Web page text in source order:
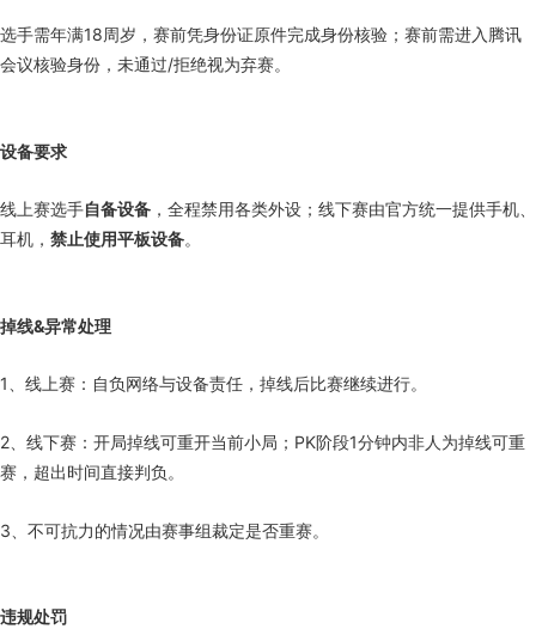
选手需年满18周岁，赛前凭身份证原件完成身份核验；赛前需进入腾讯
会议核验身份，未通过/拒绝视为弃赛。
设备要求
线上赛选手自备设备 ，全程禁用各类外设；线下赛由官方统一提供手机、
耳机， 禁止使用平板设备。
掉线&异常处理
1、线上赛：自负网络与设备责任，掉线后比赛继续进行。
2、线下赛：开局掉线可重开当前小局；PK阶段1分钟内非人为掉线可重
赛，超出时间直接判负。
3、不可抗力的情况由赛事组裁定是否重赛。
违规处罚